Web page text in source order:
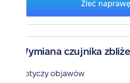
Zleć naprawę
Wymiana czujnika
Dotyczy objawów